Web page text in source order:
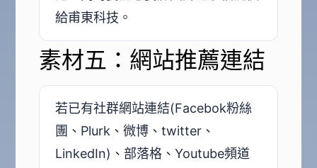
給甫東科技。
素材五：網站推薦連結
若已有社群網站連結(Facebok粉絲
團、Plurk、微博、twitter、
LinkedIn)、部落格、Youtube頻道